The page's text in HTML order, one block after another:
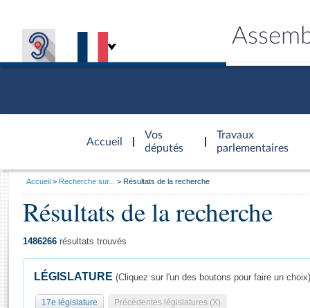
Accueil
d'accueil
Vos
députés
Travaux
parlementaires
Général
Vous
Accueil Recherche sur... Résultats de la recherche
Résultats de la recherche
1486266 résultats trouvés
LÉGISLATURE (Cliquez sur l'un des boutons pour faire un choix)
17e législature Précédentes législatures (X)